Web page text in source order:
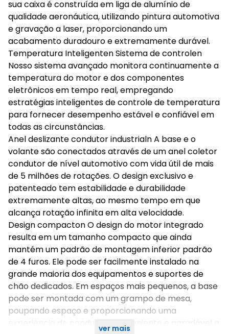
sua caixa é construída em liga de alumínio de
qualidade aeronáutica, utilizando pintura automotiva
e gravação a laser, proporcionando um
acabamento duradouro e extremamente durável.
Temperatura Inteligenten Sistema de controlen
Nosso sistema avançado monitora continuamente a
temperatura do motor e dos componentes
eletrônicos em tempo real, empregando
estratégias inteligentes de controle de temperatura
para fornecer desempenho estável e confiável em
todas as circunstâncias.
Anel deslizante condutor industrialn A base e o
volante são conectados através de um anel coletor
condutor de nível automotivo com vida útil de mais
de 5 milhões de rotações. O design exclusivo e
patenteado tem estabilidade e durabilidade
extremamente altas, ao mesmo tempo em que
alcança rotação infinita em alta velocidade.
Design compacton O design do motor integrado
resulta em um tamanho compacto que ainda
mantém um padrão de montagem inferior padrão
de 4 furos. Ele pode ser facilmente instalado na
grande maioria dos equipamentos e suportes de
chão dedicados. Em espaços mais pequenos, a base
pode ser montada com um grampo de mesa,
poupando espaço e proporcionando uma
experiência de condução conveniente e agradável a
ver mais